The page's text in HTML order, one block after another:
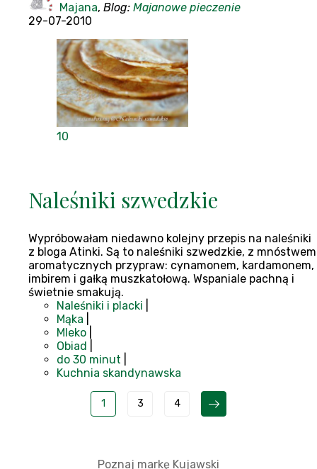
Majana, Blog: Majanowe pieczenie
29-07-2010
10
Naleśniki szwedzkie
Wypróbowałam niedawno kolejny przepis na naleśniki
z bloga Atinki. Są to naleśniki szwedzkie, z mnóstwem
aromatycznych przypraw: cynamonem, kardamonem,
imbirem i gałką muszkatołową. Wspaniale pachną i
świetnie smakują.
Naleśniki i placki
Mąka
Mleko
Obiad
do 30 minut
Kuchnia skandynawska
1 3 4
Poznaj markę Kujawski